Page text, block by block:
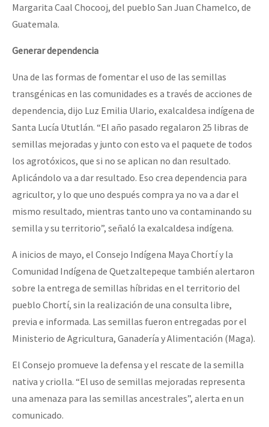
Margarita Caal Chocooj, del pueblo San Juan Chamelco, de
Guatemala.
Generar dependencia
Una de las formas de fomentar el uso de las semillas
transgénicas en las comunidades es a través de acciones de
dependencia, dijo Luz Emilia Ulario, exalcaldesa indígena de
Santa Lucía Ututlán. “El año pasado regalaron 25 libras de
semillas mejoradas y junto con esto va el paquete de todos
los agrotóxicos, que si no se aplican no dan resultado.
Aplicándolo va a dar resultado. Eso crea dependencia para
agricultor, y lo que uno después compra ya no va a dar el
mismo resultado, mientras tanto uno va contaminando su
semilla y su territorio”, señaló la exalcaldesa indígena.
A inicios de mayo, el Consejo Indígena Maya Chortí y la
Comunidad Indígena de Quetzaltepeque también alertaron
sobre la entrega de semillas híbridas en el territorio del
pueblo Chortí, sin la realización de una consulta libre,
previa e informada. Las semillas fueron entregadas por el
Ministerio de Agricultura, Ganadería y Alimentación (Maga).
El Consejo promueve la defensa y el rescate de la semilla
nativa y criolla. “El uso de semillas mejoradas representa
una amenaza para las semillas ancestrales”, alerta en un
comunicado.